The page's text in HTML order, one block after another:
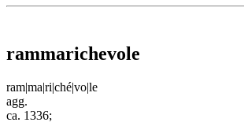
rammarichevole
ram|ma|ri|ché|vo|le
agg.
ca. 1336;